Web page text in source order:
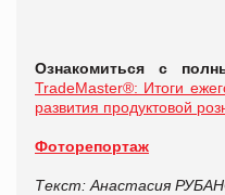
Ознакомиться с
TradeMaster®: Итоги
развития продуктовой
Фоторепортаж
Текст: Анастасия